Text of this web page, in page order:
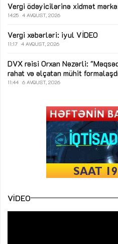
Vergi ödəyicilərinə xidmət
14:25 4 AVQUST, 2026
Vergi xəbərləri: iyul VİDEO
11:17 4 AVQUST, 2026
DVX rəisi Orxan Nəzərli:
rahat və əlçatan mühit
11:44 6 AVQUST, 2026
VIDEO